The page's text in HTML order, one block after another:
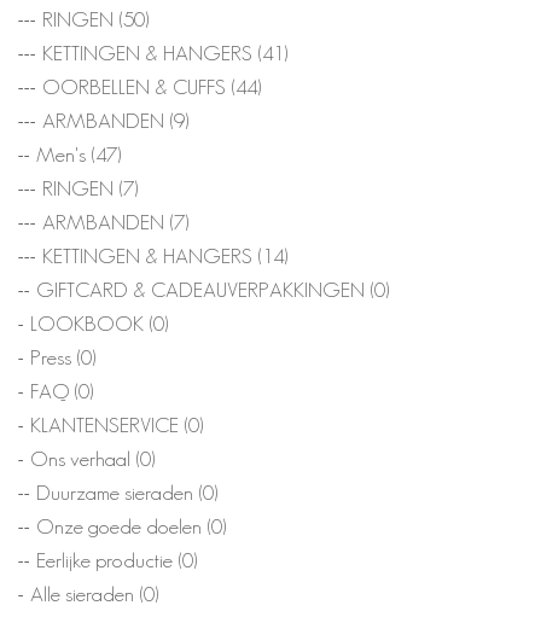
RINGEN (50)
KETTINGEN & HANGERS (41)
OORBELLEN & CUFFS (44)
ARMBANDEN (9)
Men's (47)
RINGEN (7)
ARMBANDEN (7)
KETTINGEN & HANGERS (14)
GIFTCARD & CADEAUVERPAKKINGEN (0)
LOOKBOOK (0)
Press (0)
FAQ (0)
KLANTENSERVICE (0)
Ons verhaal (0)
Duurzame sieraden (0)
Onze goede doelen (0)
Eerlijke productie (0)
Alle sieraden (0)